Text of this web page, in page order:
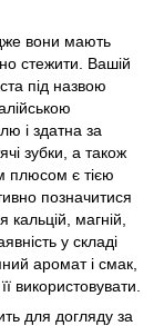
вони мають
стежити. Вашій
під назвою
і здатна за
зубки, а також
плюсом є тією
позначитися
кальцій, магній,
у складі
аромат і смак,
використовувати.
для догляду за